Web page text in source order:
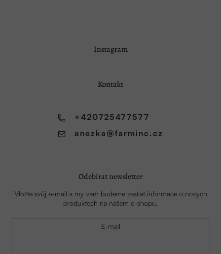
Instagram
Kontakt
anezka @farminc.cz
+420725477577
Odebírat newsletter
Vložte svůj e-mail a my vám budeme zasílat informace o nových
produktech na našem e-shopu.
E-mail